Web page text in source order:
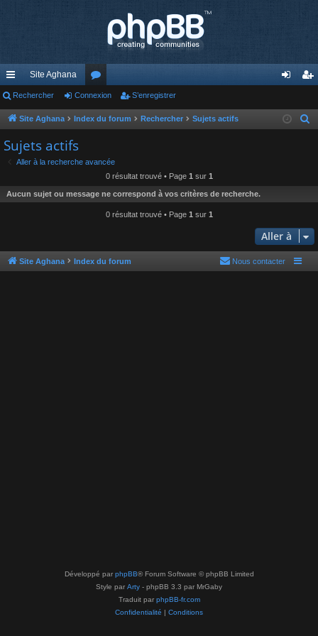
cc
ès
ra
pi
Site Aghana
or
u
s
ne nr
r
Rechercher Connexion S’enregistrer
Site Aghana Index du forum Rechercher Sujets actifs
h
e
Sujets actifs
Aller à la recherche avancée
0 résultat trouvé • Page 1 sur 1
Aucun sujet ou message ne correspond à vos critères de recherche.
0 résultat trouvé • Page 1 sur 1
Aller à
Site Aghana Index du forum Nous contacter
Développé par phpBB® Forum Software © phpBB Limited
Style par Arty - phpBB 3.3 par MrGaby
Traduit par phpBB-fr.com
Confidentialité | Conditions